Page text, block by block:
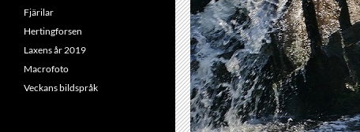
Fjärilar
Hertingforsen
Laxens år 2019
Macrofoto
Veckans bildspråk